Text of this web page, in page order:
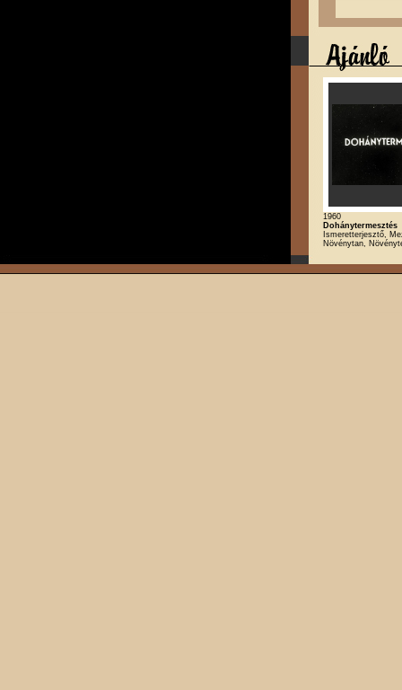
1960
Dohánytermesztés
Ismeretterjesztő,
Növénytan,